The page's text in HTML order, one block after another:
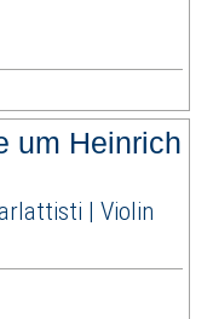
um Heinrich
| Violin